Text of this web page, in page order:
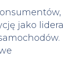
jako lidera